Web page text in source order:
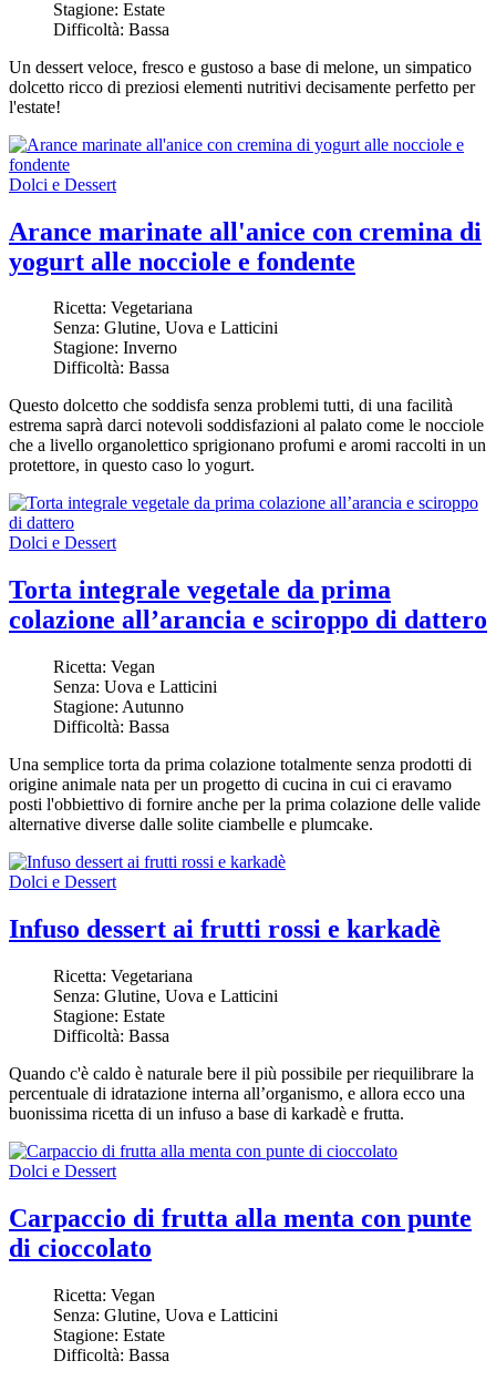
Stagione: Estate
Difficoltà: Bassa
Un dessert veloce, fresco e gustoso a base di melone, un simpatico
dolcetto ricco di preziosi elementi nutritivi decisamente perfetto per
l'estate!
Dolci e Dessert
Arance marinate all'anice con cremina di
yogurt alle nocciole e fondente
Ricetta: Vegetariana
Senza: Glutine, Uova e Latticini
Stagione: Inverno
Difficoltà: Bassa
Questo dolcetto che soddisfa senza problemi tutti, di una facilità
estrema saprà darci notevoli soddisfazioni al palato come le nocciole
che a livello organolettico sprigionano profumi e aromi raccolti in un
protettore, in questo caso lo yogurt.
Dolci e Dessert
Torta integrale vegetale da prima
colazione all’arancia e sciroppo di dattero
Ricetta: Vegan
Senza: Uova e Latticini
Stagione: Autunno
Difficoltà: Bassa
Una semplice torta da prima colazione totalmente senza prodotti di
origine animale nata per un progetto di cucina in cui ci eravamo
posti l'obbiettivo di fornire anche per la prima colazione delle valide
alternative diverse dalle solite ciambelle e plumcake.
Dolci e Dessert
Infuso dessert ai frutti rossi e karkadè
Ricetta: Vegetariana
Senza: Glutine, Uova e Latticini
Stagione: Estate
Difficoltà: Bassa
Quando c'è caldo è naturale bere il più possibile per riequilibrare la
percentuale di idratazione interna all’organismo, e allora ecco una
buonissima ricetta di un infuso a base di karkadè e frutta.
Dolci e Dessert
Carpaccio di frutta alla menta con punte
di cioccolato
Ricetta: Vegan
Senza: Glutine, Uova e Latticini
Stagione: Estate
Difficoltà: Bassa